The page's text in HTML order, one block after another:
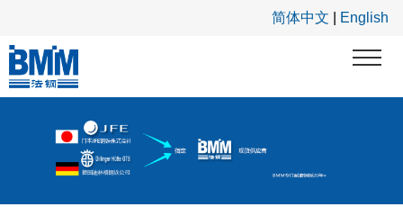
简体中文 English